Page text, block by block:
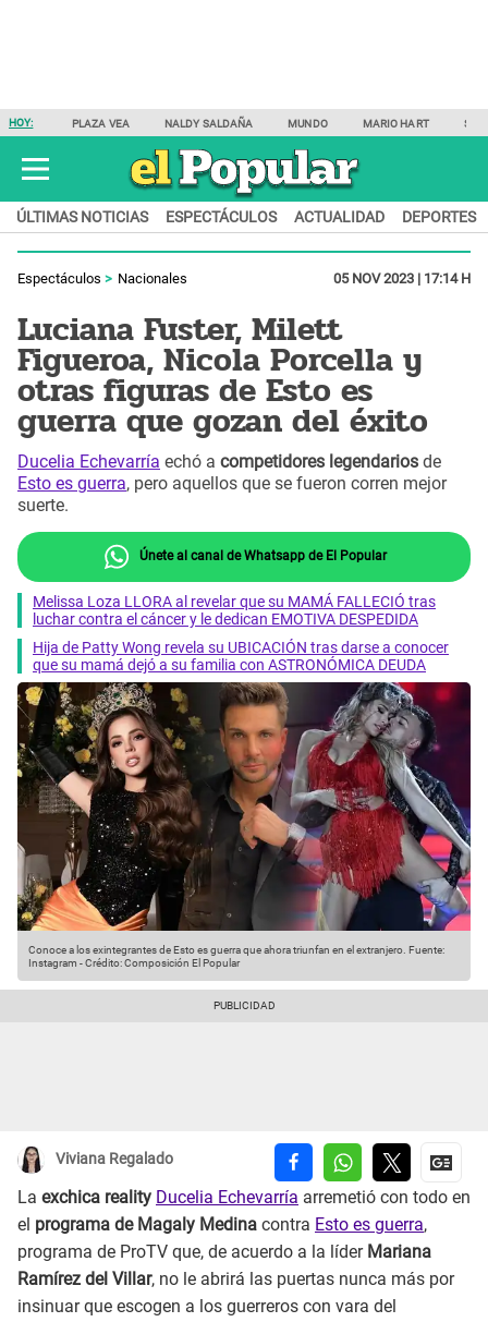
HOY: PLAZA VEA NALDY SALDAÑA MUNDO MARIO HART
ÚLTIMAS NOTICIAS ESPECTÁCULOS ACTUALIDAD DEPORTES
Espectáculos Nacionales 05 NOV 2023 | 17:14 H
Luciana Fuster, Milett
Figueroa, Nicola Porcella y
otras figuras de Esto es
guerra que gozan del éxito
Ducelia Echevarría echó a competidores legendarios de
Esto es guerra, pero aquellos que se fueron corren mejor
suerte.
Únete al canal de Whatsapp de El Popular
Melissa Loza LLORA al revelar que su MAMÁ FALLECIÓ tras
luchar contra el cáncer y le dedican EMOTIVA DESPEDIDA
Hija de Patty Wong revela su UBICACIÓN tras darse a conocer
que su mamá dejó a su familia con ASTRONÓMICA DEUDA
Conoce a los exintegrantes de Esto es guerra que ahora triunfan en el extranjero. Fuente:
Instagram -Crédito: Composición El Popular
Viviana Regalado
La exchica reality Ducelia Echevarría arremetió con todo en
el programa de Magaly Medina contra Esto es guerra,
programa de ProTV que, de acuerdo a la líderMariana
Ramírez del Villar, no le abrirá las puertas nunca más por
insinuar que escogen a los guerreros con vara del